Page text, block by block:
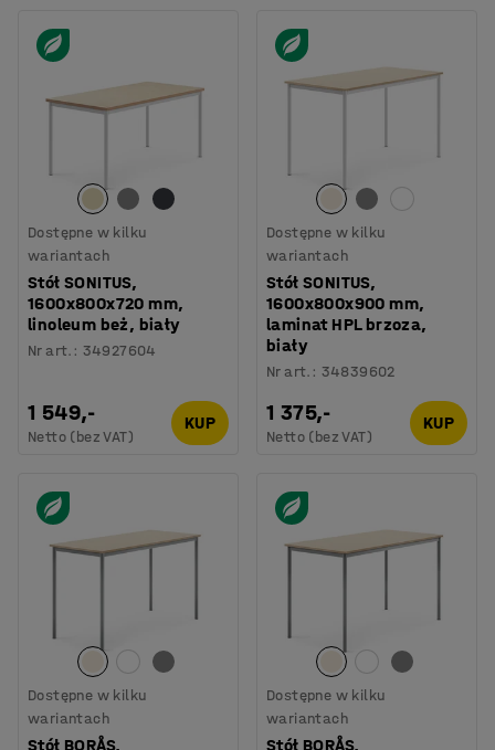
Dostępne w kilku
wariantach
Stół SONITUS,
1600x800x720 mm,
linoleum beż, biały
Nr art. : 34927604
1 549,-
Netto (bez VAT)
KUP
Dostępne w kilku
wariantach
Stół SONITUS,
1600x800x900 mm,
laminat HPL brzoza,
biały
Nr art. : 34839602
1 375,-
Netto (bez VAT)
KUP
Dostępne w kilku
wariantach
Stół BORÅS,
Dostępne w kilku
wariantach
Stół BORÅS,